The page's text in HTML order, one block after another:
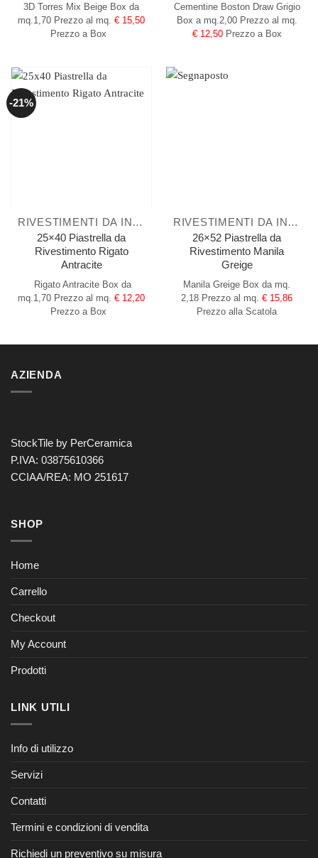
3D Torres Mix Beige Box da
mq.1,70 Prezzo al mq. € 15,50
Prezzo a Box
Cementine Boston Draw Grigio
Box a mq.2,00 Prezzo al mq.
€ 12,50 Prezzo a Box
-21%
RIVESTIMENTI DA INTERNO
25×40 Piastrella da
Rivestimento Rigato
Antracite
Rigato Antracite Box da
mq.1,70 Prezzo al mq. € 12,20
Prezzo a Box
RIVESTIMENTI DA INTERNO
26×52 Piastrella da
Rivestimento Manila
Greige
Manila Greige Box da mq.
2,18 Prezzo al mq. € 15,86
Prezzo alla Scatola
AZIENDA
StockTile by PerCeramica
P.IVA: 03875610366
CCIAA/REA: MO 251617
SHOP
Home
Carrello
Checkout
My Account
Prodotti
LINK UTILI
Info di utilizzo
Servizi
Contatti
Termini e condizioni di vendita
Richiedi un preventivo su misura